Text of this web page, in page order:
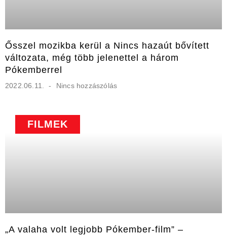
Ősszel mozikba kerül a Nincs hazaút bővített
változata, még több jelenettel a három
Pókemberrel
2022.06.11. Nincs hozzászólás
FILMEK
„A valaha volt legjobb Pókember-film” –